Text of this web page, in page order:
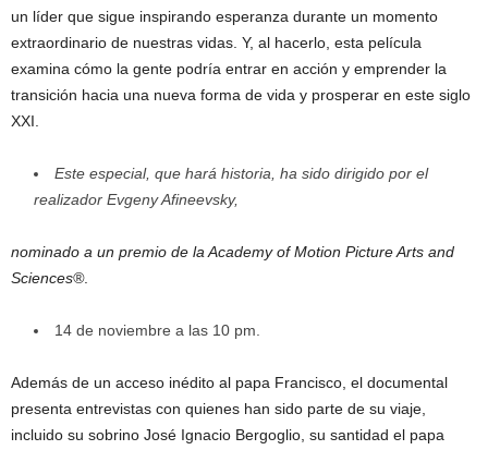
un líder que sigue inspirando esperanza durante un momento
extraordinario de nuestras vidas. Y, al hacerlo, esta película
examina cómo la gente podría entrar en acción y emprender la
transición hacia una nueva forma de vida y prosperar en este siglo
XXI.
Este especial, que hará historia, ha sido dirigido por el
realizador Evgeny Afineevsky,
nominado a un premio de la Academy of Motion Picture Arts and
Sciences®.
14 de noviembre a las 10 pm.
Además de un acceso inédito al papa Francisco, el documental
presenta entrevistas con quienes han sido parte de su viaje,
incluido su sobrino José Ignacio Bergoglio, su santidad el papa